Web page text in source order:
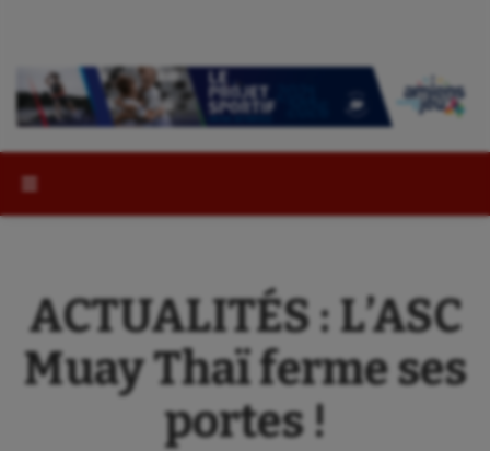
ACTUALITÉS : L’ASC
Muay Thaï ferme ses
portes !